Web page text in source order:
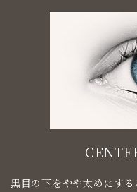
黒目の下をやや太めにす